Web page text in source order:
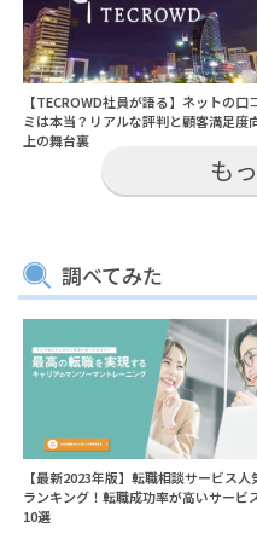
【TECROWD社員が語る】ネットの口
ミは本当？リアルな評判と顧客満足度
上の舞台裏
も
調べてみた
【最新2023年版】転職相談サービス人
ランキング！転職成功率が高いサービ
10選